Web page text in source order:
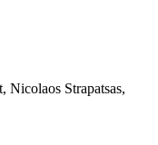
Nicolaos Strapatsas,